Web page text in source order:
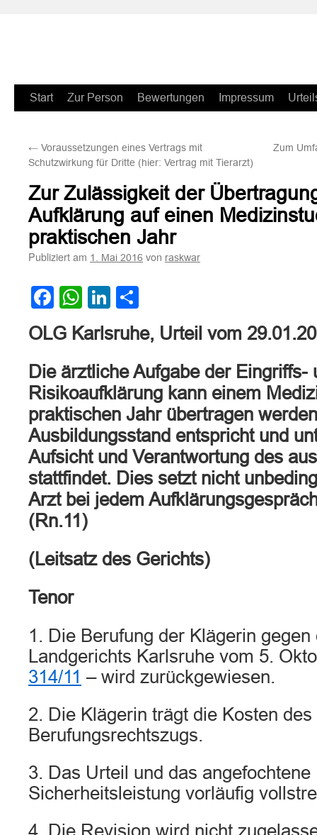
Zum
springen
Start Zur Person Bewertungen Impressum
← Voraussetzungen eines Vertrags mit
Schutzwirkung für Dritte (hier: Vertrag mit Tierarzt)
Zum
Zur Zulässigkeit der
Aufklärung auf einen
praktischen Jahr
Publiziert am 1. Mai 2016 von raskwar
Facebook
WhatsApp
LinkedIn
OLG Karlsruhe, Urteil vom
Die ärztliche Aufgabe der Eingriffs-
Risikoaufklärung kann einem
praktischen Jahr übertragen
Ausbildungsstand entspricht und
Aufsicht und Verantwortung des
stattfindet. Dies setzt nicht
Arzt bei jedem
(Rn.11)
(Leitsatz des Gerichts)
Tenor
1. Die Berufung der Klägerin
Landgerichts Karlsruhe vom 5.
314/11 – wird zurückgewiesen.
2. Die Klägerin trägt die Kosten des
Berufungsrechtszugs.
3. Das Urteil und das
Sicherheitsleistung vorläufig
4. Die Revision wird nicht